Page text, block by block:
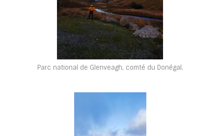
Parc national de Glenveagh, comté du Donégal.